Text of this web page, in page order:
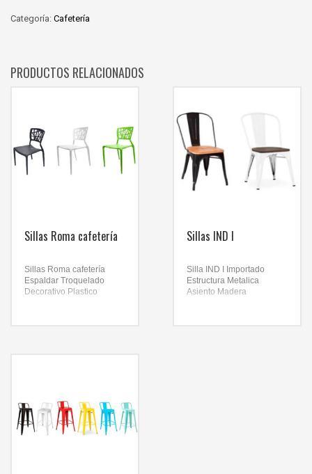
Categoría: Cafetería
PRODUCTOS RELACIONADOS
Sillas Roma cafetería
Sillas Roma cafetería
Espaldar Troquelado
Decorativo Plastico
Sillas IND I
Silla IND I Importado
Estructura Metalica
Asiento Madera